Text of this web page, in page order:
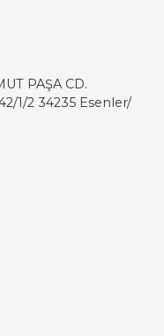
PAŞA CD.
1/2 34235 Esenler/